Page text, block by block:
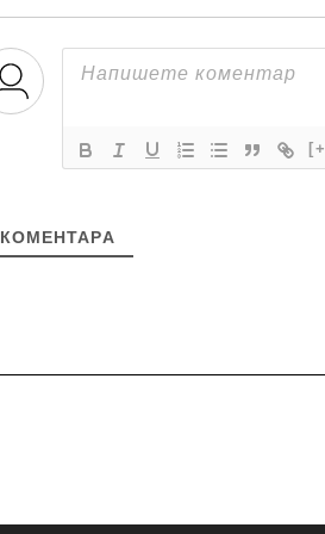
КОМЕНТАРA